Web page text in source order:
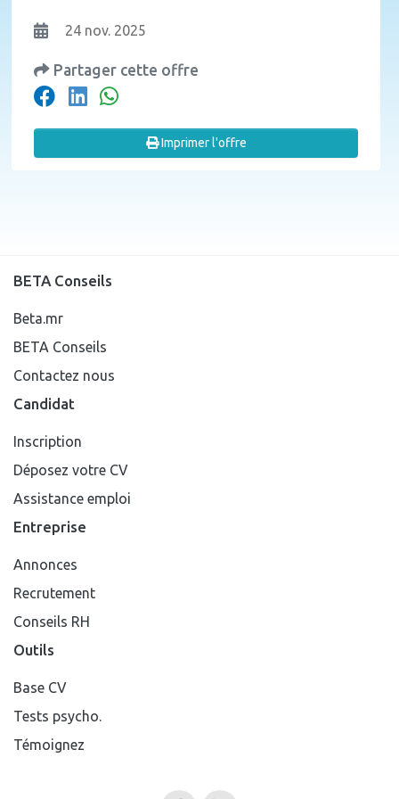
24 nov. 2025
Partager cette offre
Imprimer l'offre
BETA Conseils
Beta.mr
BETA Conseils
Contactez nous
Candidat
Inscription
Déposez votre CV
Assistance emploi
Entreprise
Annonces
Recrutement
Conseils RH
Outils
Base CV
Tests psycho.
Témoignez